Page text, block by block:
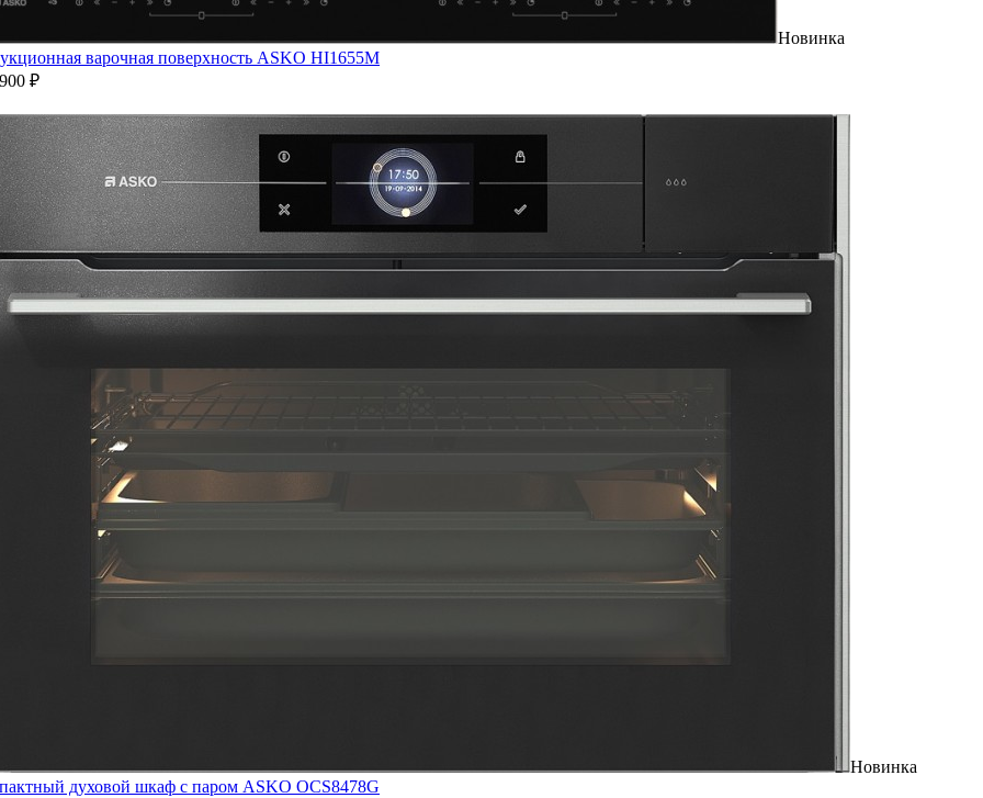
Новинка
варочная поверхность ASKO HI1655M
₽
Новинка
духовой шкаф с паром ASKO OCS8478G